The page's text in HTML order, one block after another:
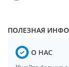
ПОЛЕЗНАЯ
О НАС